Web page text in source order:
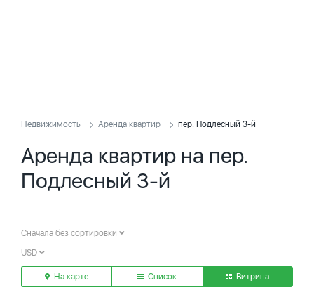
Недвижимость Аренда квартир пер. Подлесный 3-й
Аренда квартир на пер.
Подлесный 3-й
Сначала без сортировки
USD
На карте Список Витрина